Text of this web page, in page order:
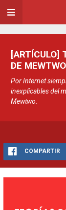
[ARTÍCULO]
DE MEWTWO
Por Internet
inexplicables del
Mewtwo.
COMPARTIR